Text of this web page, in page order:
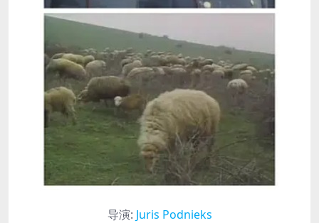
导演: Juris Podnieks